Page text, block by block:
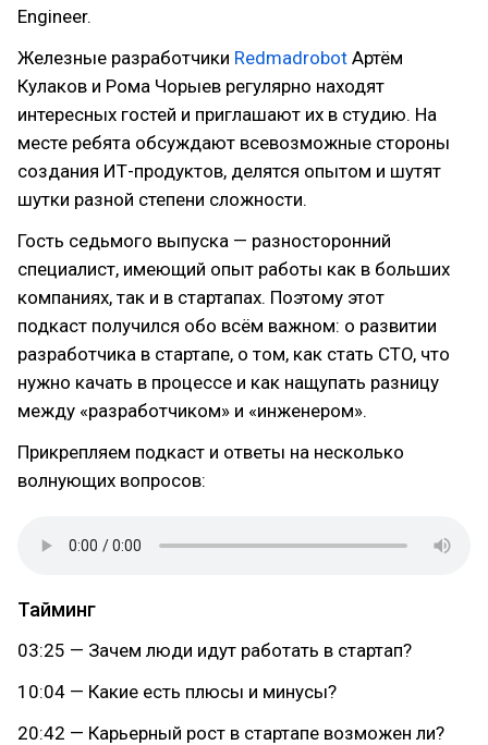
Engineer.
Железные разработчики Redmadrobot Артём
Кулаков и Рома Чорыев регулярно находят
интересных гостей и приглашают их в студию. На
месте ребята обсуждают всевозможные стороны
создания ИТ-продуктов, делятся опытом и шутят
шутки разной степени сложности.
Гость седьмого выпуска — разносторонний
специалист, имеющий опыт работы как в больших
компаниях, так и в стартапах. Поэтому этот
подкаст получился обо всём важном: о развитии
разработчика в стартапе, о том, как стать CTO, что
нужно качать в процессе и как нащупать разницу
между «разработчиком» и «инженером».
Прикрепляем подкаст и ответы на несколько
волнующих вопросов:
Тайминг
03:25 — Зачем люди идут работать в стартап?
10:04 — Какие есть плюсы и минусы?
20:42 — Карьерный рост в стартапе возможен ли?